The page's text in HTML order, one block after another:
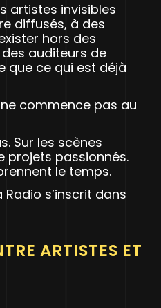
artistes invisibles
diffusés, à des
hors des
auditeurs de
que ce qui est déjà
commence pas au
Sur les scènes
projets passionnés.
le temps.
Radio s’inscrit dans
ARTISTES ET